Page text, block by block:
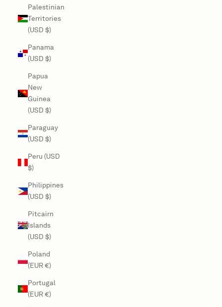
Palestinian
Territories
(USD $)
Panama
(USD $)
Papua
New
Guinea
(USD $)
Paraguay
(USD $)
Peru (USD
$)
Philippines
(USD $)
Pitcairn
Islands
(USD $)
Poland
(EUR €)
Portugal
(EUR €)